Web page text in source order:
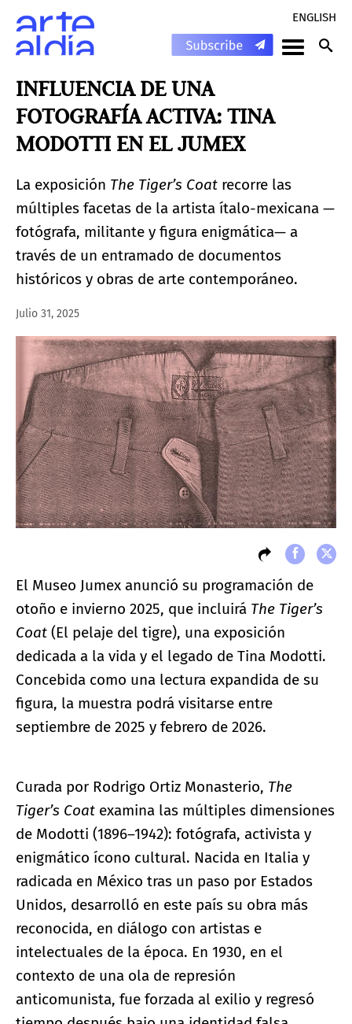
ENGLISH
INFLUENCIA DE UNA
FOTOGRAFÍA ACTIVA: TINA
MODOTTI EN EL JUMEX
La exposición The Tiger’s Coat recorre las
múltiples facetas de la artista ítalo-mexicana —
fotógrafa, militante y figura enigmática— a
través de un entramado de documentos
históricos y obras de arte contemporáneo.
Julio 31, 2025
El Museo Jumex anunció su programación de
otoño e invierno 2025, que incluirá The Tiger’s
Coat (El pelaje del tigre), una exposición
dedicada a la vida y el legado de Tina Modotti.
Concebida como una lectura expandida de su
figura, la muestra podrá visitarse entre
septiembre de 2025 y febrero de 2026.
Curada por Rodrigo Ortiz Monasterio, The
Tiger’s Coat examina las múltiples dimensiones
de Modotti (1896–1942): fotógrafa, activista y
enigmático ícono cultural. Nacida en Italia y
radicada en México tras un paso por Estados
Unidos, desarrolló en este país su obra más
reconocida, en diálogo con artistas e
intelectuales de la época. En 1930, en el
contexto de una ola de represión
anticomunista, fue forzada al exilio y regresó